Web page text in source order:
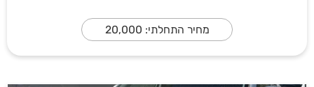
מחיר התחלתי: 20,000